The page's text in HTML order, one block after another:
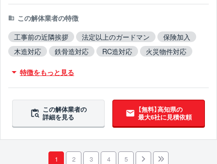
この解体業者の特徴
工事前の近隣挨拶
法定以上のガードマン
保険加入
木造対応
鉄骨造対応 RC造対応
火災物件対応
特徴をもっと見る
この解体業者の
詳細を見る
【無料】高知県の
最大6社に見積依頼
1 2 3 4 5